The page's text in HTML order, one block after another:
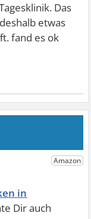
Das
etwas
fand es ok
in